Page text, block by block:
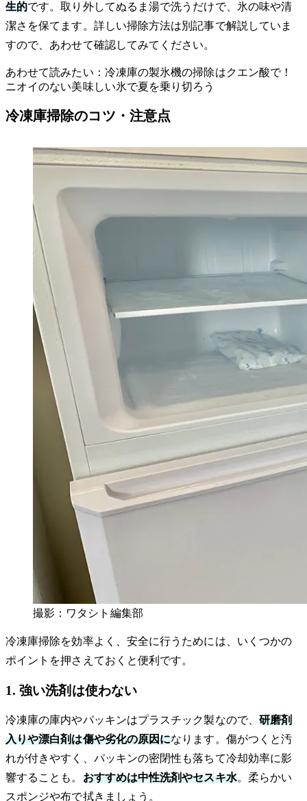
生的です。取り外してぬるま湯で洗うだけで、氷の味や清
潔さを保てます。詳しい掃除方法は別記事で解説していま
すので、あわせて確認してみてください。
あわせて読みたい：冷凍庫の製氷機の掃除はクエン酸で！
ニオイのない美味しい氷で夏を乗り切ろう
冷凍庫掃除のコツ・注意点
撮影：ワタシト編集部
冷凍庫掃除を効率よく、安全に行うためには、いくつかの
ポイントを押さえておくと便利です。
1. 強い洗剤は使わない
冷凍庫の庫内やパッキンはプラスチック製なので、 研磨剤
入りや漂白剤は傷や劣化の原因になります。傷がつくと汚
れが付きやすく、パッキンの密閉性も落ちて冷却効率に影
響することも。 おすすめは中性洗剤やセスキ水。柔らかい
スポンジや布で拭きましょう。